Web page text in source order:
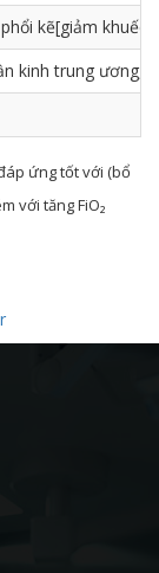
kẽ[giảm
kinh trung ương,
ứng tốt với (bổ
với tăng FiO₂